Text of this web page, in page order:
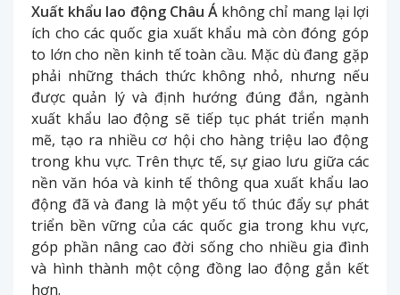
Xuất khẩu lao động Châu Á không chỉ mang lại lợi
ích cho các quốc gia xuất khẩu mà còn đóng góp
to lớn cho nền kinh tế toàn cầu. Mặc dù đang gặp
phải những thách thức không nhỏ, nhưng nếu
được quản lý và định hướng đúng đắn, ngành
xuất khẩu lao động sẽ tiếp tục phát triển mạnh
mẽ, tạo ra nhiều cơ hội cho hàng triệu lao động
trong khu vực. Trên thực tế, sự giao lưu giữa các
nền văn hóa và kinh tế thông qua xuất khẩu lao
động đã và đang là một yếu tố thúc đẩy sự phát
triển bền vững của các quốc gia trong khu vực,
góp phần nâng cao đời sống cho nhiều gia đình
và hình thành một cộng đồng lao động gắn kết
hơn.